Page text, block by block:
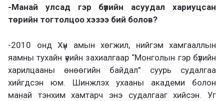
-Манай улсад гэр бүлийн асуудал хариуцсан
төрийн тогтолцоо хэзээ бий болов?
-2010 онд Хүн амын хөгжил, нийгэм хамгааллын
яамны тухайн үеийн захиалгаар “Монголын гэр бүлийн
харилцааны өнөөгийн байдал” суурь судалгаа
хийгдсэн юм. Шинжлэх ухааны академи болон
манай тэнхим хамтарч энэ судалгааг хийсэн. Уг